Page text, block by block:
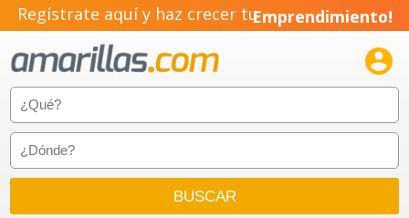
Regístrate aquí y haz crecer tuEmprendimiento!
